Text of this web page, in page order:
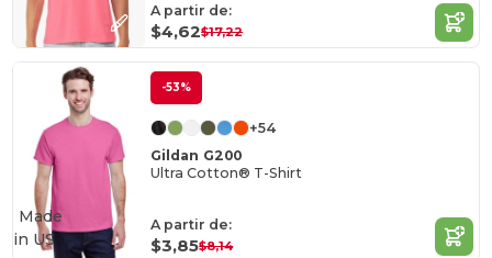
A partir de:
$4,62$17,22
-53%
+54
Gildan G200
Ultra Cotton® T-Shirt
A partir de:
$3,85$8,14
Made
in US